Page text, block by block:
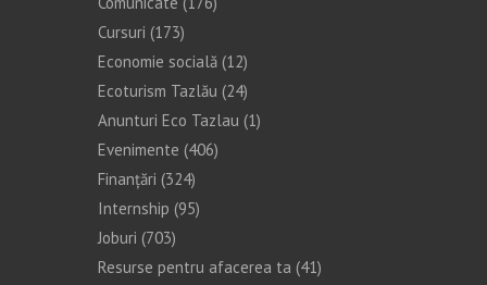
Cursuri (173)
Economie socială (12)
Ecoturism Tazlău (24)
Anunturi Eco Tazlau (1)
Evenimente (406)
Finanţări (324)
Internship (95)
Joburi (703)
Resurse pentru afacerea ta (41)